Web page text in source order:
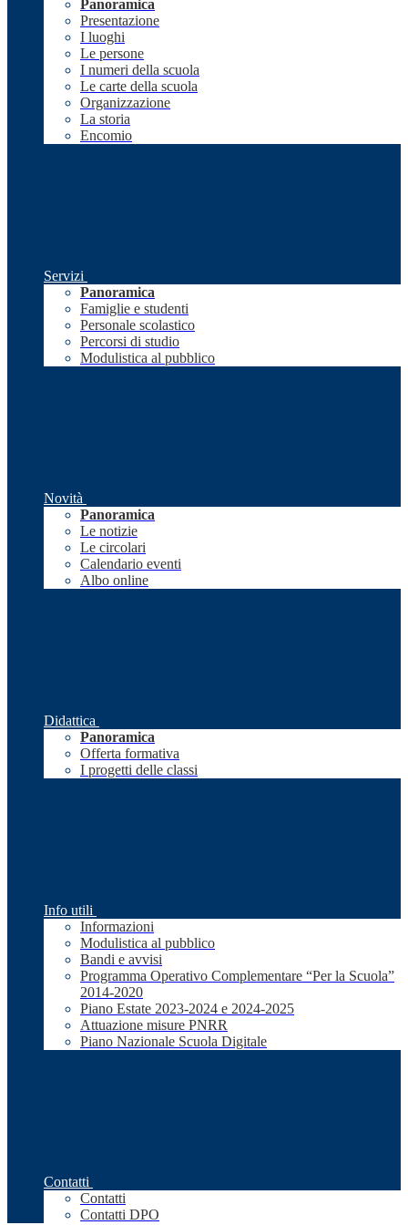
Panoramica
Presentazione
I luoghi
Le persone
I numeri della scuola
Le carte della scuola
Organizzazione
La storia
Encomio
Servizi
Panoramica
Famiglie e studenti
Personale scolastico
Percorsi di studio
Modulistica al pubblico
Novità
Panoramica
Le notizie
Le circolari
Calendario eventi
Albo online
Didattica
Panoramica
Offerta formativa
I progetti delle classi
Info utili
Informazioni
Modulistica al pubblico
Bandi e avvisi
Programma Operativo Complementare “Per la Scuola”
2014-2020
Piano Estate 2023-2024 e 2024-2025
Attuazione misure PNRR
Piano Nazionale Scuola Digitale
Contatti
Contatti
Contatti DPO